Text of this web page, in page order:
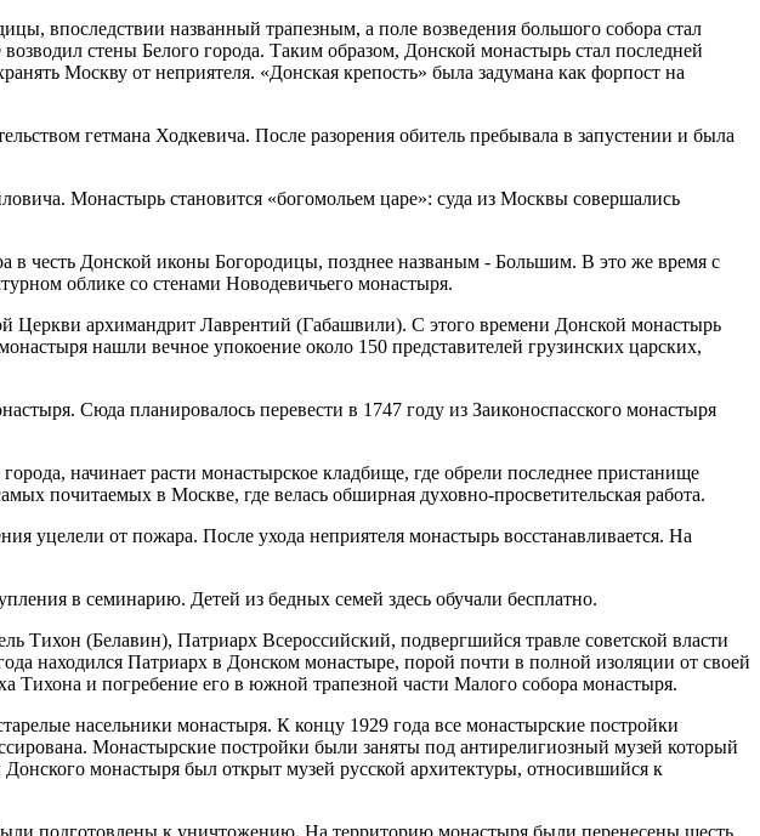
впоследствии названный трапезным, а поле возведения большого собора стал
стены Белого города. Таким образом, Донской монастырь стал последней
Москву от неприятеля. «Донская крепость» была задумана как форпост на
гетмана Ходкевича. После разорения обитель пребывала в запустении и была
Монастырь становится «богомольем царе»: суда из Москвы совершались
в честь Донской иконы Богородицы, позднее названым - Большим. В это же время с
облике со стенами Новодевичьего монастыря.
Церкви архимандрит Лаврентий (Габашвили). С этого времени Донской монастырь
нашли вечное упокоение около 150 представителей грузинских царских,
Сюда планировалось перевести в 1747 году из Заиконоспасского монастыря
начинает расти монастырское кладбище, где обрели последнее пристанище
почитаемых в Москве, где велась обширная духовно-просветительская работа.
уцелели от пожара. После ухода неприятеля монастырь восстанавливается. На
в семинарию. Детей из бедных семей здесь обучали бесплатно.
Тихон (Белавин), Патриарх Всероссийский, подвергшийся травле советской власти
находился Патриарх в Донском монастыре, порой почти в полной изоляции от своей
и погребение его в южной трапезной части Малого собора монастыря.
насельники монастыря. К концу 1929 года все монастырские постройки
Монастырские постройки были заняты под антирелигиозный музей который
монастыря был открыт музей русской архитектуры, относившийся к